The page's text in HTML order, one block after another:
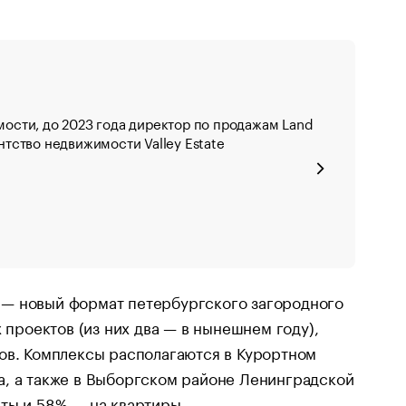
до 2023 года директор по продажам Land
недвижимости Valley Estate
новый формат петербургского загородного
(из них два — в нынешнем году),
Комплексы располагаются в Курортном
а также в Выборгском районе Ленинградской